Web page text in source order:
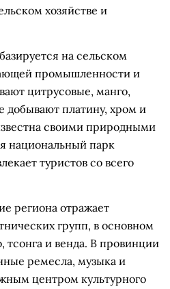
хозяйстве и
на сельском
промышленности и
цитрусовые, манго,
добывают платину, хром и
своими природными
национальный парк
туристов со всего
региона отражает
групп, в основном
тсонга и венда. В провинции
ремесла, музыка и
центром культурного